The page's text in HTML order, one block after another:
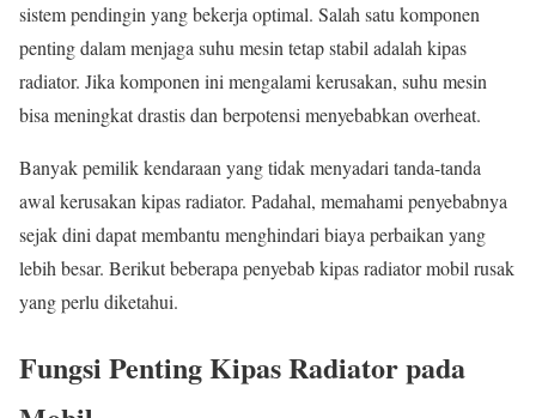
sistem pendingin yang bekerja optimal. Salah satu komponen
penting dalam menjaga suhu mesin tetap stabil adalah kipas
radiator. Jika komponen ini mengalami kerusakan, suhu mesin
bisa meningkat drastis dan berpotensi menyebabkan overheat.
Banyak pemilik kendaraan yang tidak menyadari tanda-tanda
awal kerusakan kipas radiator. Padahal, memahami penyebabnya
sejak dini dapat membantu menghindari biaya perbaikan yang
lebih besar. Berikut beberapa penyebab kipas radiator mobil rusak
yang perlu diketahui.
Fungsi Penting Kipas Radiator pada